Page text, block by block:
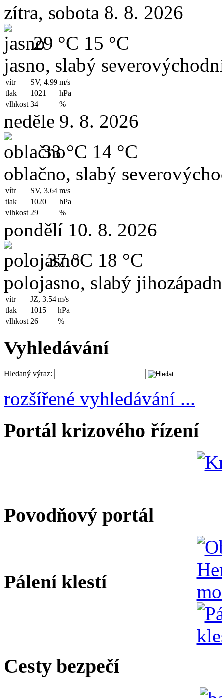
zítra, sobota 8. 8. 2026
29 °C 15 °C
jasno, slabý
vítr SV, 4.99 m/s
tlak
1021
hPa
vlhkost 34 %
neděle 9. 8. 2026
33 °C 14 °C
oblačno, slabý
vítr SV, 3.64 m/s
tlak
1020
hPa
vlhkost 29 %
pondělí 10. 8. 2026
37 °C 18 °C
polojasno, slabý
vítr JZ, 3.54 m/s
tlak
1015
hPa
vlhkost 26 %
Vyhledávání
Hledaný výraz:
rozšířené vyhledávání ...
Portál krizového řízení
Povodňový portál
Pálení klestí
Cesty bezpečí